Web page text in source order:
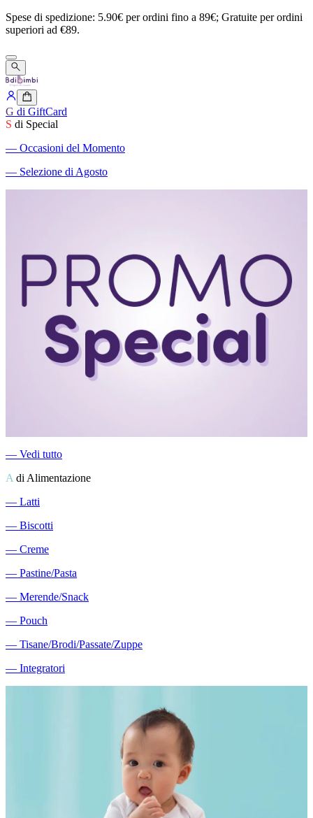
Spese di spedizione: 5.90€ perordini fino a 89€; Gratuite perordini
superiori ad €89.
G di GiftCard
S di Special
― Occasioni del Momento
― Selezione di Agosto
― Vedi tutto
A di Alimentazione
― Latti
― Biscotti
― Creme
― Pastine/Pasta
― Merende/Snack
― Pouch
― Tisane/Brodi/Passate/Zuppe
― Integratori